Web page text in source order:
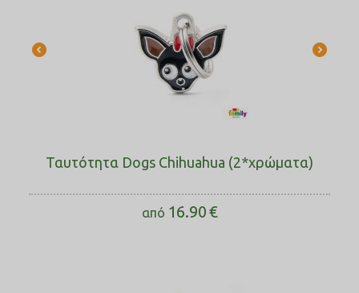
Ταυτότητα Dogs Chihuahua (2*χρώματα)
από 16.90€